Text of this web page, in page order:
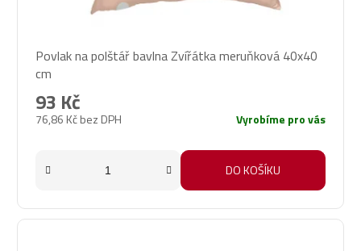
Povlak na polštář bavlna Zvířátka meruňková 40x40
cm
76,86 Kč bez DPH
93 Kč
Vyrobíme pro vás
DO KOŠÍKU